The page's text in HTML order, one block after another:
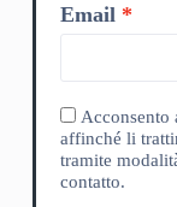
Email
Acconsento
affinché li
tramite
contatto.